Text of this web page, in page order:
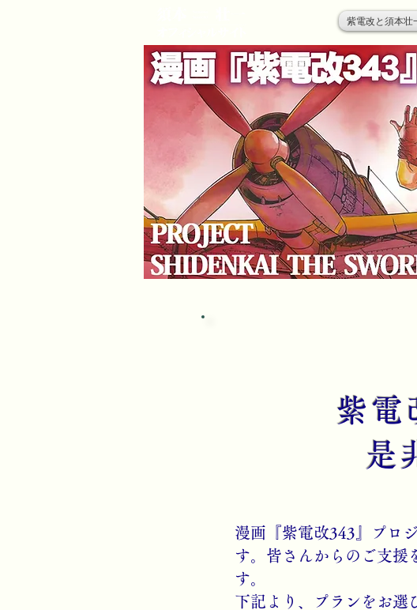
紫電改と須本壮
紫電
是
漫画『紫電改343』プロ
す。皆さんからのご支援
す。
下記より、プランをお選